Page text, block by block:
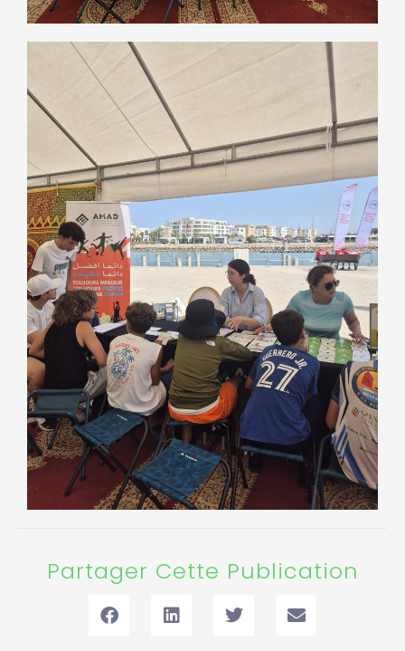
Partager Cette Publication